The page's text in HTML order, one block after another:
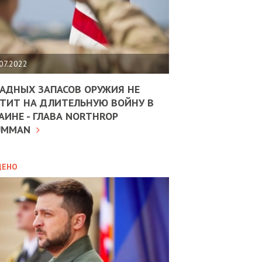
ЗАПАСОВ ОРУЖИЯ НЕ
НА ДЛИТЕЛЬНУЮ ВОЙНУ В
- ГЛАВА NORTHROP
10.02.2025